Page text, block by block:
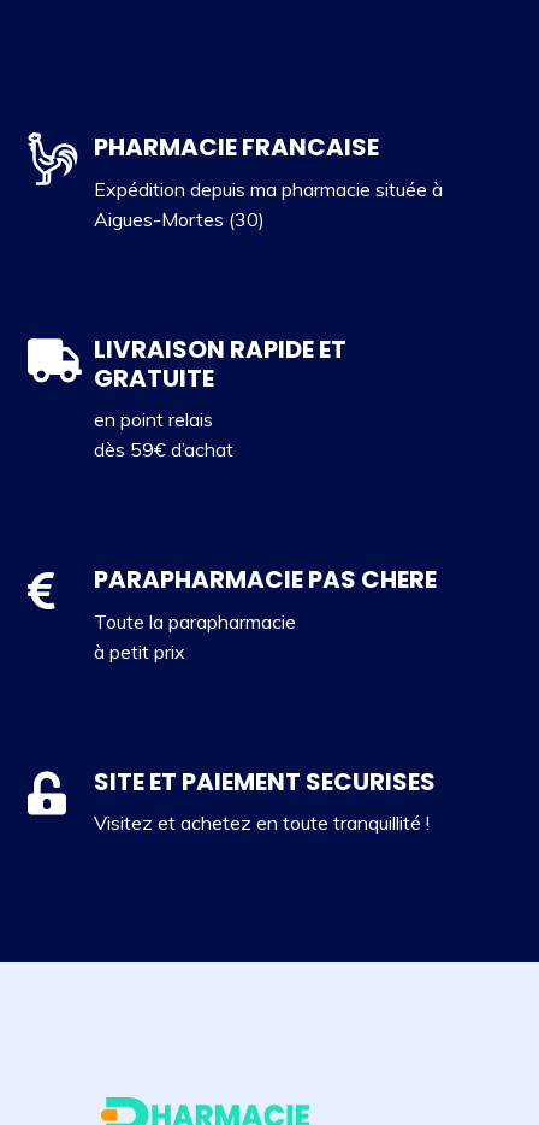
PHARMACIE FRANCAISE
Expédition depuis ma pharmacie située à
Aigues-Mortes (30)
LIVRAISON RAPIDE ET
GRATUITE
en point relais
dès 59€ d’achat
PARAPHARMACIE PAS CHERE
Toute la parapharmacie
à petit prix
SITE ET PAIEMENT SECURISES
Visitez et achetez en toute tranquillité !